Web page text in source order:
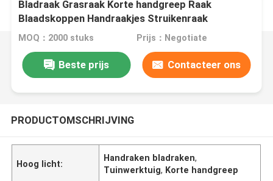
Bladraak Grasraak Korte handgreep Raak
Blaadskoppen Handraakjes Struikenraak
losmaakgrondraakjes Tuinierswerktuig Handraak
MOQ：2000 stuks Prijs：Negotiate
Beste prijs Contacteer ons
PRODUCTOMSCHRIJVING
Hoog licht:
Handraken bladraken,
Tuinwerktuig, Korte handgreep